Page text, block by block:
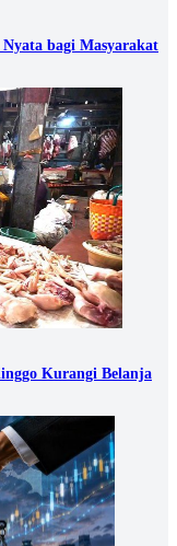
bagi Masyarakat
Kurangi Belanja